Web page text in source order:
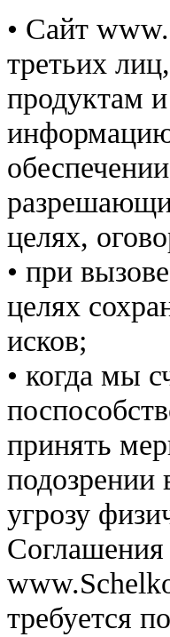
• Сайт
третьих
продуктам
целях,
• при
целях
исков;
• когда мы
принять
подозрении
угрозу
Соглашения
требуется